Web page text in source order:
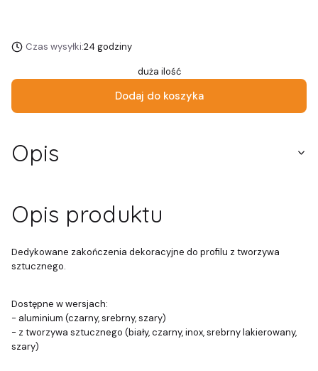
Czas wysyłki:24 godziny
duża ilość
Dodaj do koszyka
Opis
Opis produktu
Dedykowane zakończenia dekoracyjne do profilu z tworzywa
sztucznego.
Dostępne w wersjach:
- aluminium (czarny, srebrny, szary)
- z tworzywa sztucznego (biały, czarny, inox, srebrny lakierowany,
szary)